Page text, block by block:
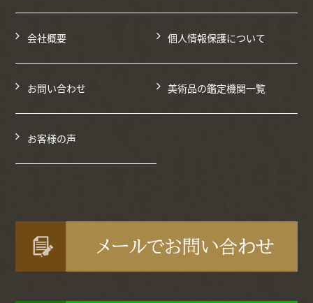
会社概要 個人情報保護について
お問い合わせ 美術品の鑑定機関一覧
お客様の声